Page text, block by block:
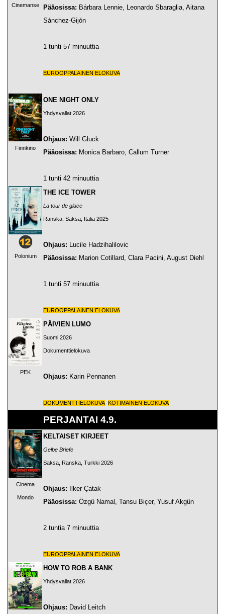
Cinemanse Pääosissa: Bárbara Lennie, Leonardo Sbaraglia, Aitana
Sánchez-Gijón
1 tunti 57 minuuttia
EUROOPPALAINEN ELOKUVA
Finnkino
ONE NIGHT ONLY
Yhdysvallat 2026
Ohjaus: Will Gluck
Pääosissa: Monica Barbaro, Callum Turner
1 tunti 42 minuuttia
Polonium
THE ICE TOWER
La tour de glace
Ranska, Saksa, Italia 2025
Ohjaus: Lucile Hadzihalilovic
Pääosissa: Marion Cotillard, Clara Pacini, August Diehl
1 tunti 57 minuuttia
EUROOPPALAINEN ELOKUVA
PEK
PÄIVIEN LUMO
Suomi 2026
Dokumenttielokuva
Ohjaus: Karin Pennanen
DOKUMENTTIELOKUVA KOTIMAINEN ELOKUVA
PERJANTAI 4.9.
Cinema
Mondo
KELTAISET KIRJEET
Gelbe Briefe
Saksa, Ranska, Turkki 2026
Ohjaus: Ilker Çatak
Pääosissa: Özgü Namal, Tansu Biçer, Yusuf Akgün
2 tuntia 7 minuuttia
EUROOPPALAINEN ELOKUVA
HOW TO ROB A BANK
Yhdysvallat 2026
Ohjaus: David Leitch